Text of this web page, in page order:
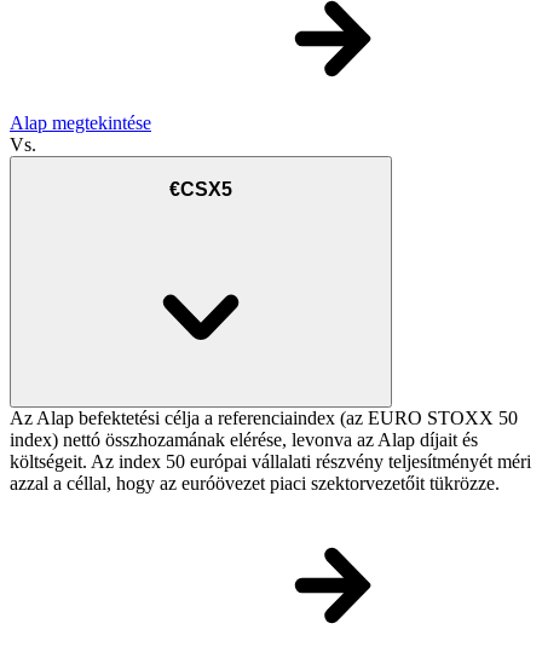
Alap megtekintése
Vs.
€CSX5
Az Alap befektetési célja a referenciaindex (az EURO STOXX 50
index) nettó összhozamának elérése, levonva az Alap díjait és
költségeit. Az index 50 európai vállalati részvény teljesítményét méri
azzal a céllal, hogy az euróövezet piaci szektorvezetőit tükrözze.